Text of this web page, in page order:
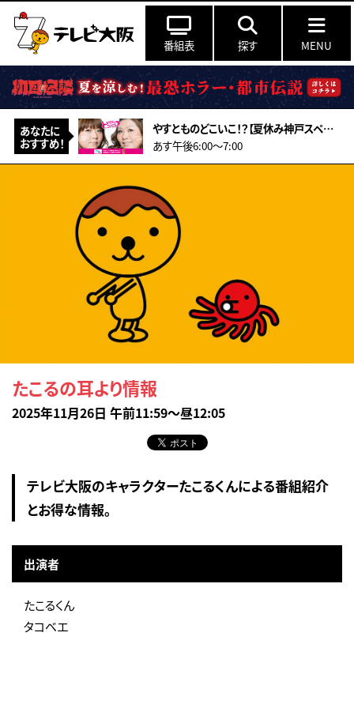
番組表 探す MENU
あなたに
おすすめ！
やすとものどこいこ！？【夏休み神戸スペシャル！こだわり食材＆アート作り体験】
あす午後6:00〜7:00
たこるの耳より情報
2025年11月26日 午前11:59～昼12:05
テレビ大阪のキャラクターたこるくんによる番組紹介
とお得な情報。
出演者
たこるくん
タコベエ